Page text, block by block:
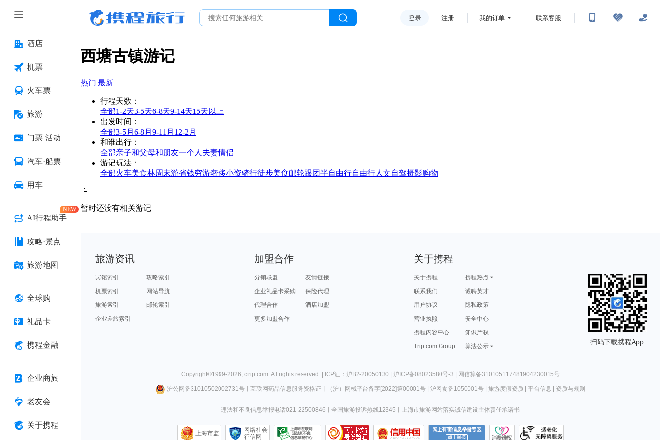
酒店
机票
火车票
旅游
门票·活动
汽车·船票
用车
AI行程助手
NEW
攻略·景点
旅游地图
全球购
礼品卡
携程金融
企业商旅
老友会
关于携程
登录 注册 我的订单 联系客服
西塘古镇游记
热门|最新
行程天数 ：
全部1-2天3-5天6-8天9-14天15天以上
出发时间 ：
全部3-5月 6-8月 9-11月 12-2月
和谁出行 ：
全部亲子和父母和朋友一个人 夫妻情侣
游记玩法 ：
全部火车美食林周末游省钱穷游奢侈小资骑行徒步美食邮轮跟团半自由行自由行人文自驾摄影购物
📝
暂时还没有相关游记
旅游资讯
宾馆索引
攻略索引
机票索引
网站导航
旅游索引
邮轮索引
企业差旅索引
加盟合作
分销联盟
友情链接
企业礼品卡采购
保险代理
代理合作
酒店加盟
更多加盟合作
关于携程
关于携程
携程热点
联系我们
诚聘英才
用户协议
隐私政策
营业执照
安全中心
携程内容中心
知识产权
Trip.com Group
算法公示
扫码下载携程App
Copyright©1999-2026, ctrip.com. All rights reserved. | ICP证：沪B2-20050130 | 沪ICP备08023580号-3 | 网信算备310105117481904230015号
沪公网备31010502002731号丨 互联网药品信息服务资格证 （沪）网械平台备字[2022]第00001号| 沪网食备1050001号| 旅游度假资质| 平台信息 资质与规则
违法和不良信息举报电话021-22500846 全国旅游投诉热线12345 上海市旅游网站落实诚信建设主体责任承诺书
上海市监
网络社会
征信网